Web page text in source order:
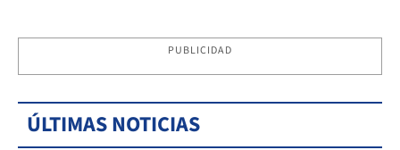
PUBLICIDAD
ÚLTIMAS NOTICIAS